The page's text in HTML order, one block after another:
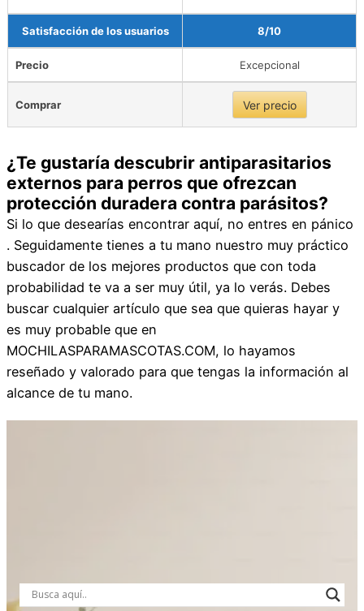
Satisfacción de los usuarios 8/10
Precio Excepcional
Comprar Ver precio
¿Te gustaría descubrir antiparasitarios
externos para perros que ofrezcan
protección duradera contra parásitos?
Si lo que desearías encontrar aquí, no entres en pánico
. Seguidamente tienes a tu mano nuestro muy práctico
buscador de los mejores productos que con toda
probabilidad te va a ser muy útil, ya lo verás. Debes
buscar cualquier artículo que sea que quieras hayar y
es muy probable que en
MOCHILASPARAMASCOTAS.COM, lo hayamos
reseñado y valorado para que tengas la información al
alcance de tu mano.